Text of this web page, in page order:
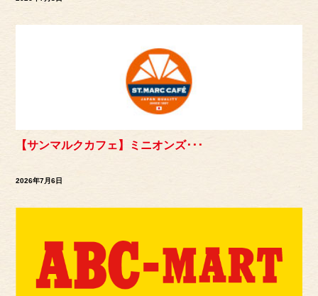
【サンマルクカフェ】ミニオンズ･･･
2026年7月6日